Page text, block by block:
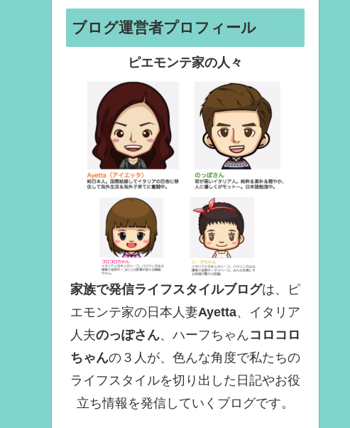
ブログ運営者プロフィール
ピエモンテ家の人々
家族で発信ライフスタイルブログは、ピ
エモンテ家の日本人妻Ayetta、イタリア
人夫のっぽさん、ハーフちゃんコロコロ
ちゃんの３人が、色んな角度で私たちの
ライフスタイルを切り出した日記やお役
立ち情報を発信していくブログです。